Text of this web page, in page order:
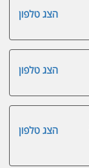
הצג טלפון
הצג טלפון
הצג טלפון